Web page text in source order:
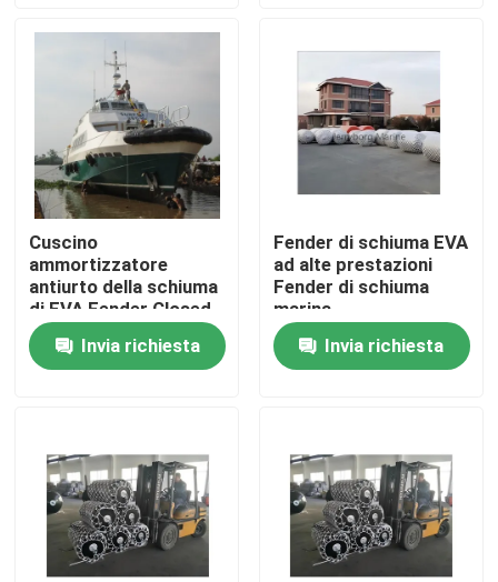
Circa noi
Giro della fabbrica
Controllo di qualità
Contattici
Notizie
Cuscino ammortizzatore pneumatico di Yokohama
idro cuscino ammortizzatore pneumatico
ciambella di
protezione della barca
Cuscino
ammortizzatore
antiurto della schiuma
di EVA Fender Closed
Cell Polyethylene per
l'yacht della barca
Invia richiesta
Fender di schiuma EVA
ad alte prestazioni
Fender di schiuma
marina
completamente
personalizzabili
Invia richiesta